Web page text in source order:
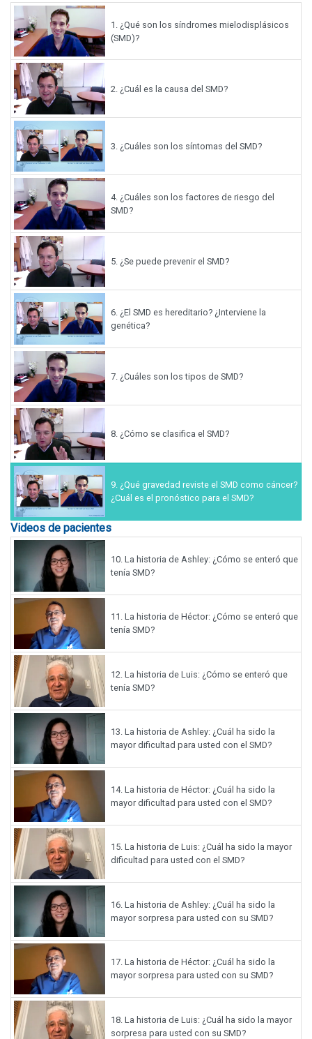
1. ¿Qué son los síndromes mielodisplásicos
(SMD)?
2. ¿Cuál es la causa del SMD?
3.¿Cuáles son los síntomas del SMD?
4.¿Cuáles son los factores de riesgo del
SMD?
5.¿Se puede prevenir el SMD?
6.¿El SMD es hereditario? ¿Interviene la
genética?
7.¿Cuáles son los tipos de SMD?
8.¿Cómo se clasifica el SMD?
9.¿Qué gravedad reviste el SMD como cáncer?
¿Cuál es el pronóstico para el SMD?
Videos de pacientes
10. La historia de Ashley: ¿Cómo se enteró que
tenía SMD?
11.La historia de Héctor: ¿Cómo se enteró que
tenía SMD?
12. La historia de Luis: ¿Cómo se enteró que
tenía SMD?
13.La historia de Ashley: ¿Cuál ha sido la
mayor dificultad para usted con el SMD?
14. La historia de Héctor: ¿Cuál ha sido la
mayor dificultad para usted con el SMD?
15.La historia de Luis: ¿Cuál ha sido la mayor
dificultad para usted con el SMD?
16. La historia de Ashley: ¿Cuál ha sido la
mayor sorpresa para usted con su SMD?
17.La historia de Héctor: ¿Cuál ha sido la
mayor sorpresa para usted con su SMD?
18. La historia de Luis: ¿Cuál ha sido la mayor
sorpresa para usted con su SMD?